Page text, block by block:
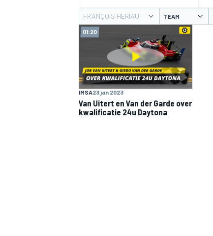
FRANÇOIS HERIAU TEAM
01:20
IMSA23 jan 2023
Van Uitert en Van der Garde over
kwalificatie 24u Daytona